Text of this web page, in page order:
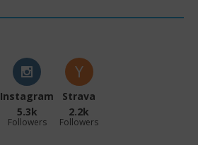
Instagram
5.3k
Followers
Strava
2.2k
Followers